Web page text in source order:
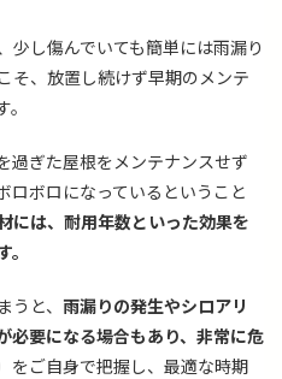
少し傷んでいても簡単には雨漏り
そ、放置し続けず早期のメンテ
過ぎた屋根をメンテナンスせず
ロボロになっているということ
には、耐用年数といった効果を
と、 雨漏りの発生やシロアリ
必要になる場合もあり、非常に危
をご自身で把握し、最適な時期